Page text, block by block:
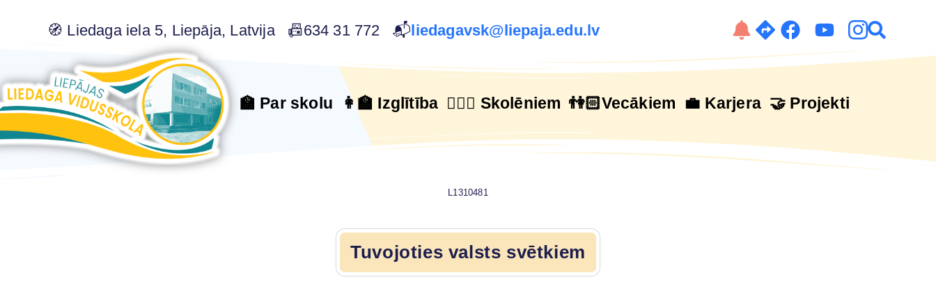
🧭 Liedaga iela 5, Liepāja, Latvija 📠634 31 772 📬 liedagavsk@liepaja.edu.lv
🏫 Par skolu 👩‍🏫 Izglītība 🙋🏻‍♂️ Skolēniem 👫🏻Vecākiem 💼 Karjera 🤝 Projekti
L1310481
Tuvojoties valsts svētkiem